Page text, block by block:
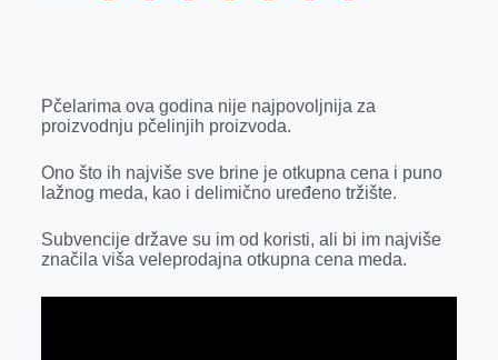
b
o
k
e
g
e
r
e
d
I
n
r
s
p
p
l
Pčelarima ova godina nije najpovoljnija za
proizvodnju pčelinjih proizvoda.
Ono što ih najviše sve brine je otkupna cena i puno
lažnog meda, kao i delimično uređeno tržište.
Subvencije države su im od koristi, ali bi im najviše
značila viša veleprodajna otkupna cena meda.